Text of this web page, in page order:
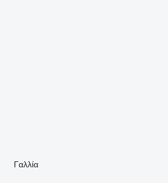
Γαλλία